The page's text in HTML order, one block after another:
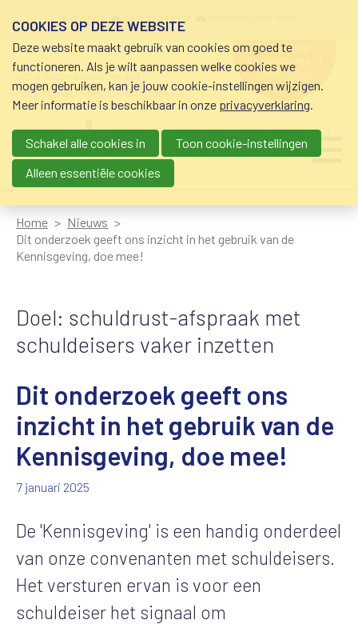
schuldhulp • sociaal krediet •
budgetbeheer • beschermingsbewind
hulp nodig
bij geldzorgen?
0800-8115.nl
Main navigation
Home
Nieuws
Dit onderzoek geeft ons inzicht in het gebruik van de
Kennisgeving, doe mee!
Doel: schuldrust-afspraak met
schuldeisers vaker inzetten
Dit onderzoek geeft ons
inzicht in het gebruik van de
Kennisgeving, doe mee!
7 januari 2025
De 'Kennisgeving' is een handig onderdeel
van onze convenanten met schuldeisers.
Het versturen ervan is voor een
schuldeiser het signaal om
COOKIES OP DEZE WEBSITE
Deze website maakt gebruik van cookies om goed te
functioneren. Als je wilt aanpassen welke cookies we
mogen gebruiken, kan je jouw cookie-instellingen wijzigen.
Meer informatie is beschikbaar in onze privacyverklaring.
Schakel alle cookies in
Toon cookie-instellingen
Alleen essentiële cookies